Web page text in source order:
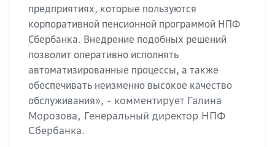
предприятиях, которые пользуются
корпоративной пенсионной программой НПФ
Сбербанка. Внедрение подобных решений
позволит оперативно исполнять
автоматизированные процессы, а также
обеспечивать неизменно высокое качество
обслуживания», - комментирует Галина
Морозова, Генеральный директор НПФ
Сбербанка.